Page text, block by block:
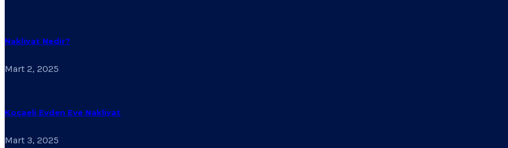
Nakliyat Nedir?
Mart 2, 2025
Kocaeli Evden Eve Nakliyat
Mart 3, 2025